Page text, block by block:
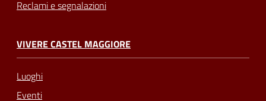
Reclami e segnalazioni
VIVERE CASTEL MAGGIORE
Luoghi
Eventi